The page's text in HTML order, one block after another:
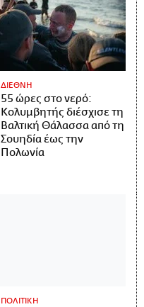
ΔΙΕΘΝΗ
55 ώρες στο νερό:
Κολυμβητής διέσχισε τη
Βαλτική Θάλασσα από τη
Σουηδία έως την
Πολωνία
ΠΟΛΙΤΙΚΗ